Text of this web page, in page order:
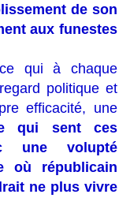
de son
aux funestes
qui à chaque
politique et
efficacité, une
qui sent ces
une volupté
où républicain
ne plus vivre